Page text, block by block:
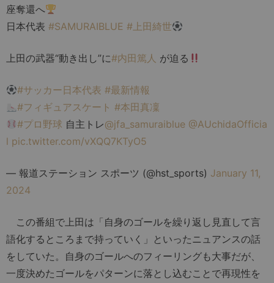
座奪還へ
日本代表 #SAMURAIBLUE #上田綺世
上田の武器“動き出し”に#内田篤人 が迫る
#サッカー日本代表 #最新情報
#フィギュアスケート #本田真凜
#プロ野球 自主トレ@jfa_samuraiblue @AUchidaOfficia
l pic.twitter.com/vXQQ7KTyO5
— 報道ステーション スポーツ (@hst_sports) January 11,
2024
この番組で上田は「自身のゴールを繰り返し見直して言
語化するところまで持っていく」といったニュアンスの話
をしていた。自身のゴールへのフィーリングも大事だが、
一度決めたゴールをパターンに落とし込むことで再現性を